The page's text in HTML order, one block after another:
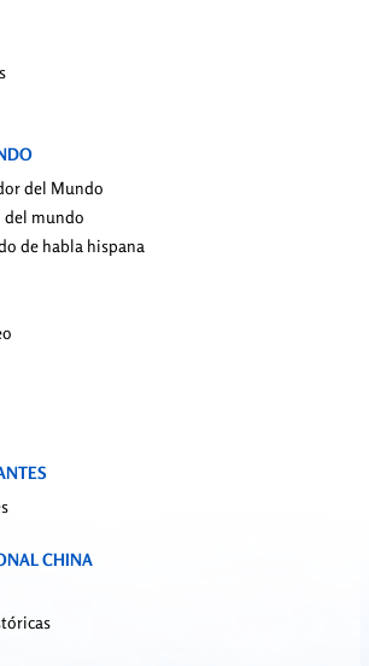
del Mundo
del mundo
de habla hispana
CHINA